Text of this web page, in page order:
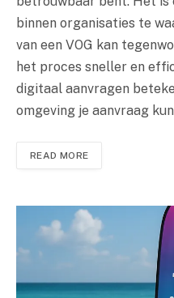
binnen organisaties te
van een VOG kan
het proces sneller en
digitaal aanvragen
omgeving je aanvraag
READ MORE